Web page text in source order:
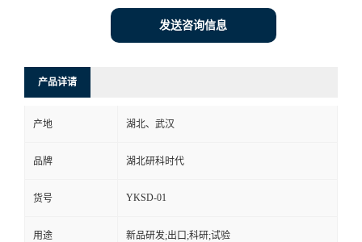
发送咨询信息
产品详请
产地 湖北、武汉
品牌 湖北研科时代
货号 YKSD-01
用途 新品研发;出口;科研;试验